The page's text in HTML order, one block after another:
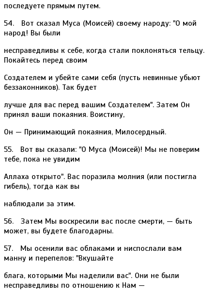
последуете прямым путем.
54. Вот сказал Муса (Моисей) своему народу: "О мой
народ! Вы были
несправедливы к себе, когда стали поклоняться тельцу.
Покайтесь перед своим
Создателем и убейте сами себя (пусть невинные убьют
беззаконников). Так будет
лучше для вас перед вашим Создателем". Затем Он
принял ваши покаяния. Воистину,
Он — Принимающий покаяния, Милосердный.
55. Вот вы сказали: "О Myca (Моисей)! Мы не поверим
тебе, пока не увидим
Аллаха открыто". Вас поразила молния (или постигла
гибель), тогда как вы
наблюдали за этим.
56. Затем Мы воскресили вас после смерти, — быть
может, вы будете благодарны.
57. Мы осенили вас облаками и ниспослали вам
манну и перепелов: "Вкушайте
блага, которыми Мы наделили вас". Они не были
несправедливы по отношению к Нам —